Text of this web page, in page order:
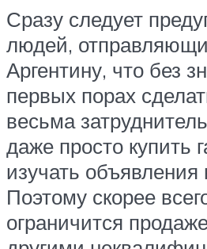
Сразу следует
людей,
Аргентину, что без
первых порах
весьма
даже просто купить
изучать объявления
Поэтому скорее
ограничится